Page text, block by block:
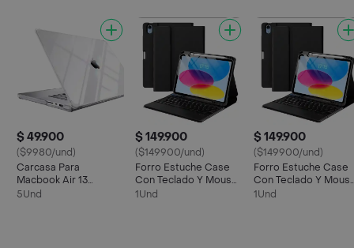
$ 49.900
($9980/und)
Carcasa Para
Macbook Air 13
Transparente A1466-
5Und
$ 149.900
($149900/und)
Forro Estuche Case
Con Teclado Y Mouse
Trackpad Para Tablet
1Und
$ 149.900
($149900/und)
Forro Estuche Case
Con Teclado Y
Trackpad Para Tablet
1Und